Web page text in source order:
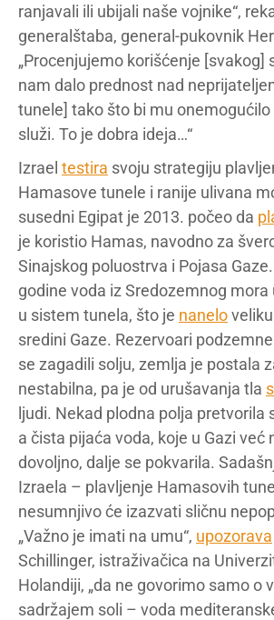
ranjavali ili ubijali naše vojnike“,
generalštaba, general-pukovnik
„Procenjujemo korišćenje [svakog]
nam dalo prednost nad
tunele] tako što bi mu onemogućilo
služi. To je dobra ideja…“
Izrael testira svoju strategiju
Hamasove tunele i ranije ulivana
susedni Egipat je 2013. počeo da
je koristio Hamas, navodno za
Sinajskog poluostrva i Pojasa
godine voda iz Sredozemnog
u sistem tunela, što je nanelo
sredini Gaze. Rezervoari
se zagadili solju, zemlja je postala
nestabilna, pa je od urušavanja tla
ljudi. Nekad plodna polja pretvorila
a čista pijaća voda, koje u Gazi već
dovoljno, dalje se pokvarila.
Izraela – plavljenje Hamasovih
nesumnjivo će izazvati sličnu
„Važno je imati na umu“, upozorava
Schillinger, istraživačica na
Holandiji, „da ne govorimo samo o
sadržajem soli – voda